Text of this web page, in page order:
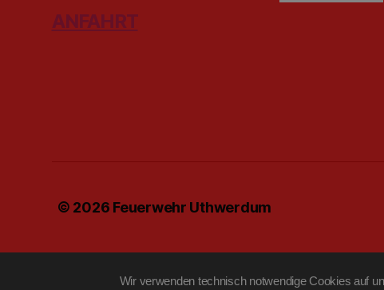
ANFAHRT
© 2026 Feuerwehr Uthwerdum
Wir verwenden technisch notwendige Cookies auf